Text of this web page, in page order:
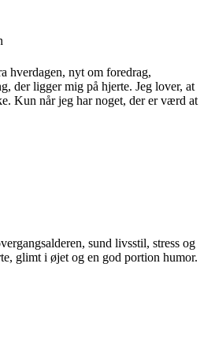
hverdagen, nyt om foredrag,
der ligger mig på hjerte. Jeg lover, at
Kun når jeg har noget, der er værd at
sund livsstil, stress og
glimt i øjet og en god portion humor.